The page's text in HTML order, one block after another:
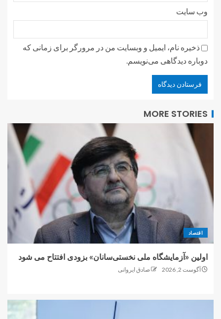
وب‌ سایت
ذخیره نام، ایمیل و وبسایت من در مرورگر برای زمانی که
دوباره دیدگاهی می‌نویسم.
MORE STORIES
اقتصاد
اولین «آزمایشگاه ملی نخستی‌سانان» بزودی افتتاح می شود
آگوست 2, 2026 صادق ایروانی